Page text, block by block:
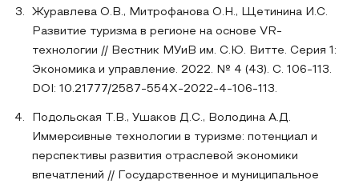
Журавлева О.В., Митрофанова О.Н., Щетинина И.С.
Развитие туризма в регионе на основе VR-
технологии // Вестник МУиВ им. С.Ю. Витте. Серия 1:
Экономика и управление. 2022. № 4 (43). С. 106-113.
DOI: 10.21777/2587-554X-2022-4-106-113.
Подольская Т.В., Ушаков Д.С., Володина А.Д.
Иммерсивные технологии в туризме: потенциал и
перспективы развития отраслевой экономики
впечатлений // Государственное и муниципальное